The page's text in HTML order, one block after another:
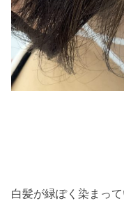
白髪が緑ぽく染まっ